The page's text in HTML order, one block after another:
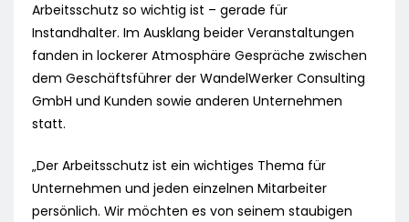
Arbeitsschutz so wichtig ist – gerade für
Instandhalter. Im Ausklang beider Veranstaltungen
fanden in lockerer Atmosphäre Gespräche zwischen
dem Geschäftsführer der WandelWerker Consulting
GmbH und Kunden sowie anderen Unternehmen
statt.
„Der Arbeitsschutz ist ein wichtiges Thema für
Unternehmen und jeden einzelnen Mitarbeiter
persönlich. Wir möchten es von seinem staubigen